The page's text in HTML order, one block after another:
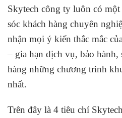
Skytech công ty luôn có
sóc khách hàng chuyên
nhận mọi ý kiến thắc mắc
– gia hạn dịch vụ, bảo hành,
hàng những chương trình
nhất.
Trên đây là 4 tiêu chí